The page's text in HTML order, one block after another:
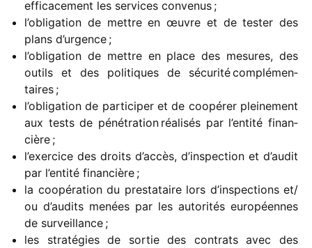
effi­ca­ce­ment les services conve­nus ;
l’obligation de mettre en œuvre et de tester des
plans d’urgence ;
l’obligation de mettre en place des mesures, des
outils et des poli­tiques de sécu­rité complé­men­
taires ;
l’obligation de parti­ci­per et de coopé­rer plei­ne­ment
aux tests de péné­tra­tion réali­sés par l’entité finan­
cière ;
l’exercice des droits d’accès, d’inspection et d’audit
par l’entité finan­cière ;
la coopé­ra­tion du pres­ta­taire lors d’inspections et/​
ou d’audits menées par les auto­ri­tés euro­péennes
de surveillance ;
les stra­té­gies de sortie des contrats avec des